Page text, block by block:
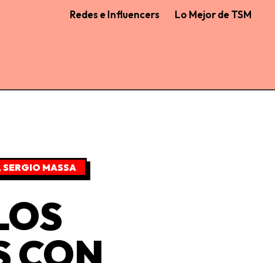
Redes e Influencers Lo Mejor de TSM
SERGIO MASSA